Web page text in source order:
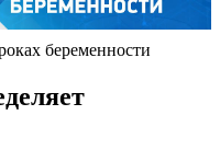
беременности